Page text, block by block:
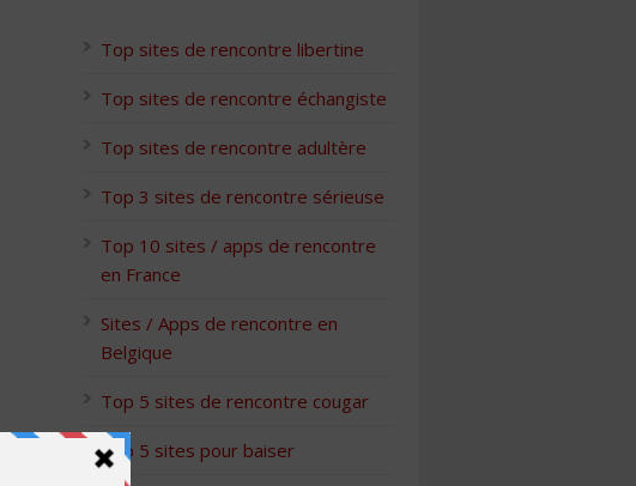
Top sites de rencontre libertine
Top sites de rencontre échangiste
Top sites de rencontre adultère
Top 3 sites de rencontre sérieuse
Top 10 sites / apps de rencontre
en France
Sites / Apps de rencontre en
Belgique
Top 5 sites de rencontre cougar
Top 5 sites pour baiser